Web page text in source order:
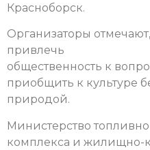
Красноборск.
Организаторы
привлечь
общественность к
приобщить к культуре
природой.
Министерство
комплекса и жилищно-